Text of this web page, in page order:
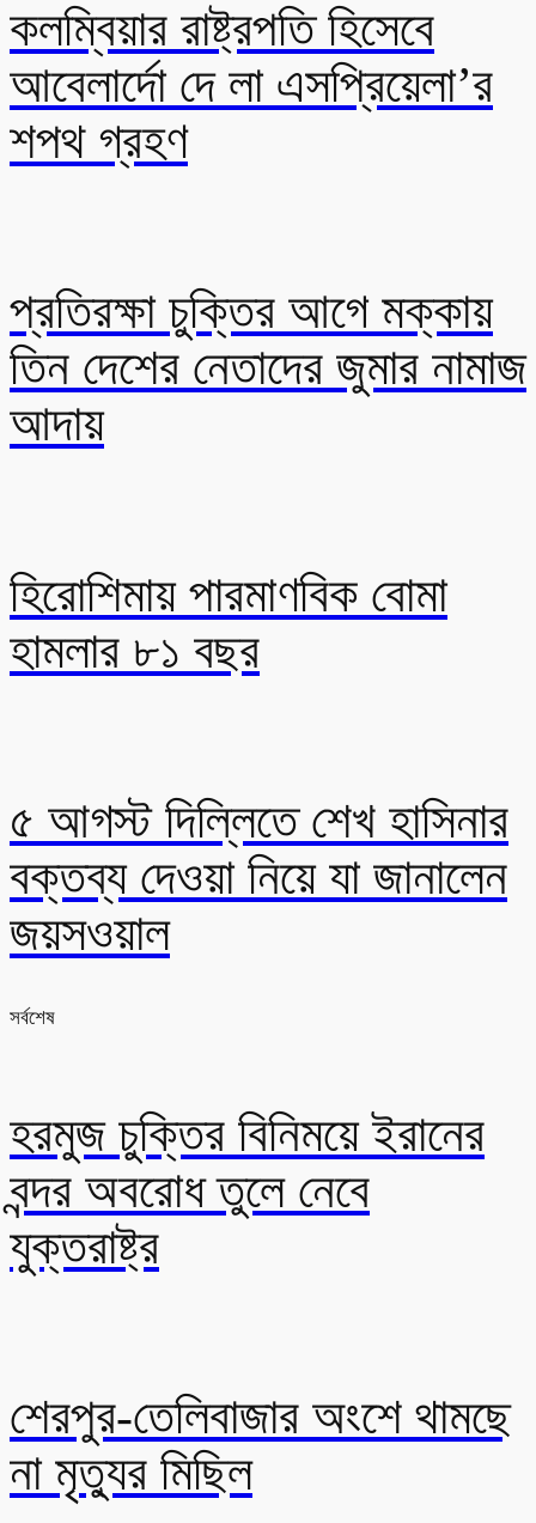
কলম্বিয়ার রাষ্ট্রপতি হিসেবে
আবেলার্দো দে লা এসপ্রিয়েলা’র
শপথ গ্রহণ
প্রতিরক্ষা চুক্তির আগে মক্কায়
তিন দেশের নেতাদের জুমার নামাজ
আদায়
হিরোশিমায় পারমাণবিক বোমা
হামলার ৮১ বছর
৫ আগস্ট দিল্লিতে শেখ হাসিনার
বক্তব্য দেওয়া নিয়ে যা জানালেন
জয়সওয়াল
সর্বশেষ
হরমুজ চুক্তির বিনিময়ে ইরানের
বন্দর অবরোধ তুলে নেবে
যুক্তরাষ্ট্র
শেরপুর-তেলিবাজার অংশে থামছে
না মৃত্যুর মিছিল